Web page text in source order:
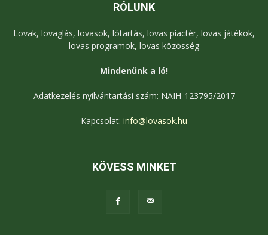
RÓLUNK
Lovak, lovaglás, lovasok, lótartás, lovas piactér, lovas játékok,
lovas programok, lovas közösség
Mindenünk a ló!
Adatkezelés nyilvántartási szám: NAIH-123795/2017
Kapcsolat: info@lovasok.hu
KÖVESS MINKET